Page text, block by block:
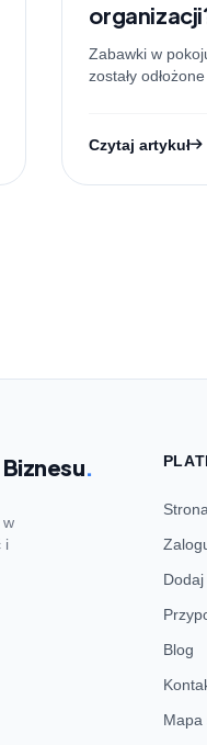
Zabawki w
zostały
Czytaj artykuł
.
w
i
Blog
Mapa